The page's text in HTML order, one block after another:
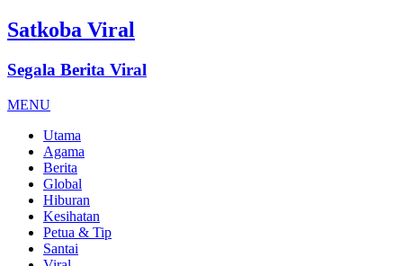
Satkoba Viral
Segala Berita Viral
MENU
Utama
Agama
Berita
Global
Hiburan
Kesihatan
Petua & Tip
Santai